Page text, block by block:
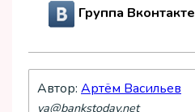
Группа Вконтакте
Автор: Артём Васильев
va@bankstoday.net